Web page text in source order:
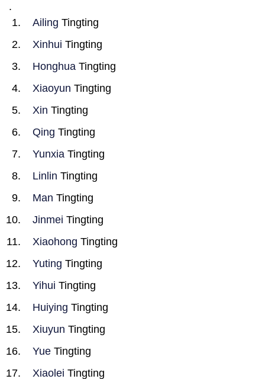
.
Ailing Tingting
Xinhui Tingting
Honghua Tingting
Xiaoyun Tingting
Xin Tingting
Qing Tingting
Yunxia Tingting
Linlin Tingting
Man Tingting
Jinmei Tingting
Xiaohong Tingting
Yuting Tingting
Yihui Tingting
Huiying Tingting
Xiuyun Tingting
Yue Tingting
Xiaolei Tingting